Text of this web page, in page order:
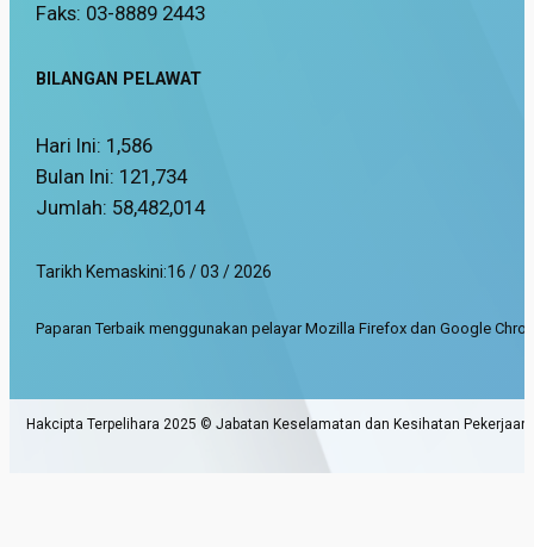
Faks: 03-8889 2443
BILANGAN PELAWAT
Hari Ini: 1,586
Bulan Ini: 121,734
Jumlah: 58,482,014
Tarikh Kemaskini:16 / 03 / 2026
Paparan Terbaik menggunakan pelayar Mozilla Firefox dan Google
Hakcipta Terpelihara 2025 © Jabatan Keselamatan dan Kesihatan Pekerjaan.